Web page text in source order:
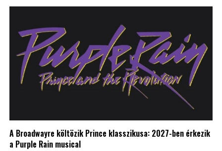
A Broadwayre költözik Prince klasszikusa: 2027-ben érkezik
a Purple Rain musical